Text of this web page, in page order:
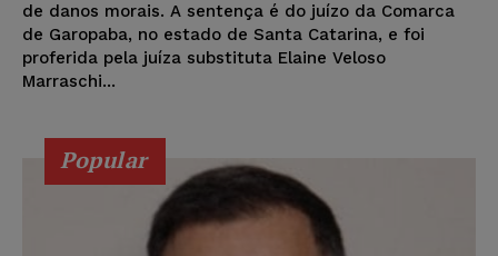
de danos morais. A sentença é do juízo da Comarca
de Garopaba, no estado de Santa Catarina, e foi
proferida pela juíza substituta Elaine Veloso
Marraschi...
Popular